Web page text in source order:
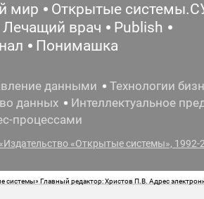
мир
Открытые
Лечащий врач
Publish
Понимашка
данными
Технологии
данных
Интеллектуальное
процессами
«Открытые системы», 1992-
Главный редактор: Христов П.В. Адрес